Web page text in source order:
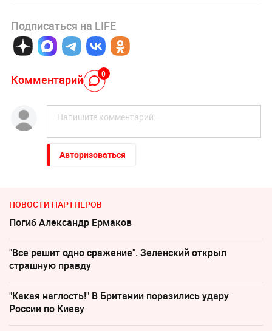
Подписаться на LIFE
Комментарий 0
Авторизоваться
НОВОСТИ ПАРТНЕРОВ
Погиб Александр Ермаков
"Все решит одно сражение". Зеленский открыл
страшную правду
"Какая наглость!" В Британии поразились удару
России по Киеву